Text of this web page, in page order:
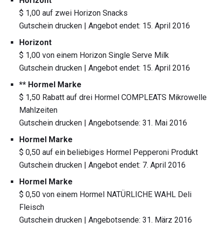
$ 1,00 auf zwei Horizon Snacks
Gutschein drucken | Angebot endet: 15. April 2016
Horizont
$ 1,00 von einem Horizon Single Serve Milk
Gutschein drucken | Angebot endet: 15. April 2016
** Hormel Marke
$ 1,50 Rabatt auf drei Hormel COMPLEATS Mikrowelle
Mahlzeiten
Gutschein drucken | Angebotsende: 31. Mai 2016
Hormel Marke
$ 0,50 auf ein beliebiges Hormel Pepperoni Produkt
Gutschein drucken | Angebot endet: 7. April 2016
Hormel Marke
$ 0,50 von einem Hormel NATÜRLICHE WAHL Deli
Fleisch
Gutschein drucken | Angebotsende: 31. März 2016